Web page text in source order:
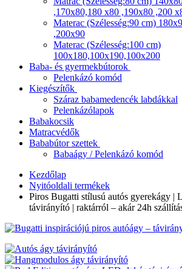
,170x80,180 x80 ,190x80 ,200
Materac (Szélesség:90 cm)
,200x90
Materac (Szélesség:100 cm)
100x180,100x190,100x200
Baba- és gyermekbútorok
Pelenkázó komód
Kiegészítők
Száraz babamedencék labdákkal
Pelenkázólapok
Babakocsik
Matracvédők
Bababútor szettek
Babaágy / Pelenkázó komód
Kezdőlap
Nyitóoldali termékek
Piros Bugatti stílusú autós gyerekágy |
távirányító | raktárról – akár 24h